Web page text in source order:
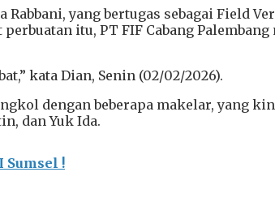
yang bertugas sebagai Field
itu, PT FIF Cabang
kata Dian, Senin (02/02/2026).
dengan beberapa makelar, yang
dan Yuk Ida.
Sumsel !